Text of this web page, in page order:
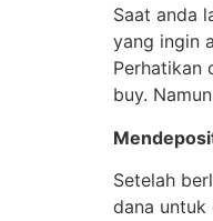
Saat anda
yang ingin
Perhatikan
buy.
Setelah
dana untuk